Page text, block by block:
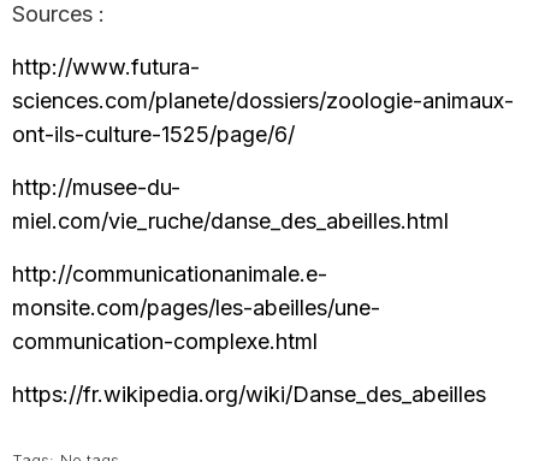
Sources :
http://www.futura-
sciences.com/planete/dossiers/zoologie-animaux-
ont-ils-culture-1525/page/6/
http://musee-du-
miel.com/vie_ruche/danse_des_abeilles.html
http://communicationanimale.e-
monsite.com/pages/les-abeilles/une-
communication-complexe.html
https://fr.wikipedia.org/wiki/Danse_des_abeilles